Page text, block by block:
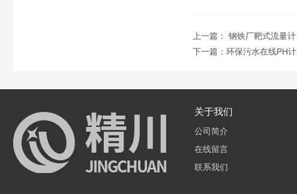
上一篇： 钢铁厂靶式流量计
下一篇： 环保污水在线PH计
关于我们
公司简介
在线留言
联系我们